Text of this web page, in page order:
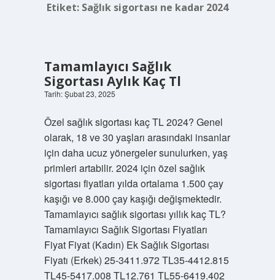
Etiket: Sağlık sigortası ne kadar 2024
Tamamlayıcı Sağlık
Sigortası Aylık Kaç Tl
Tarih: Şubat 23, 2025
Özel sağlık sigortası kaç TL 2024? Genel
olarak, 18 ve 30 yaşları arasındaki insanlar
için daha ucuz yönergeler sunulurken, yaş
primleri artabilir. 2024 için özel sağlık
sigortası fiyatları yılda ortalama 1.500 çay
kaşığı ve 8.000 çay kaşığı değişmektedir.
Tamamlayıcı sağlık sigortası yıllık kaç TL?
Tamamlayıcı Sağlık Sigortası Fiyatları
Fiyat Fiyat (Kadın) Ek Sağlık Sigortası
Fiyatı (Erkek) 25-3411.972 TL35-4412.815
TL45-5417.008 TL12.761 TL55-6419.402